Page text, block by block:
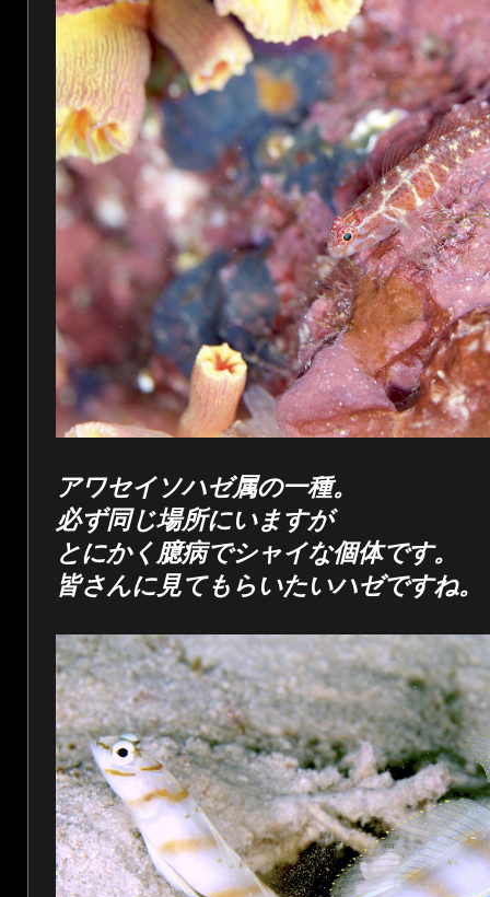
アワセイソハゼ属の一種。
必ず同じ場所にいますが
とにかく臆病でシャイな個体です。
皆さんに見てもらいたいハゼですね。